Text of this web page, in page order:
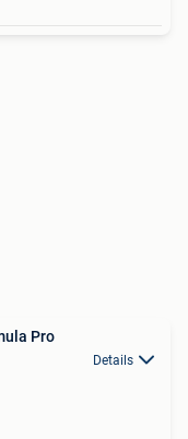
Pro
Details